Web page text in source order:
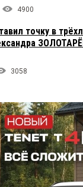
4900
точку в
3058